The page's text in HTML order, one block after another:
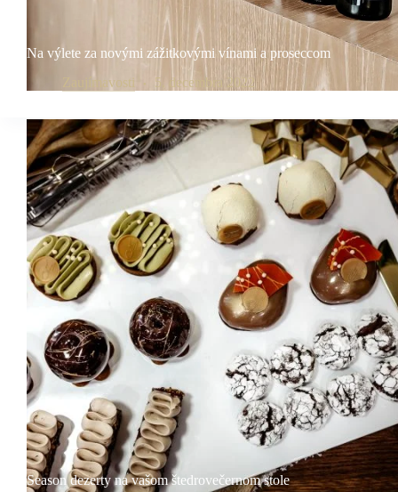
Na výlete za novými zážitkovými vínami a proseccom
Zaujímavosti
5. decembra 2022
Season dezerty na vašom štedrovečernom stole